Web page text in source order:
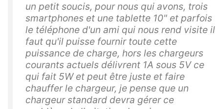
un petit soucis, pour nous qui avons, trois
smartphones et une tablette 10" et parfois
le téléphone d'un ami qui nous rend visite il
faut qu'il puisse fournir toute cette
puissance de charge, hors les chargeurs
courants actuels délivrent 1A sous 5V ce
qui fait 5W et peut être juste et faire
chauffer le chargeur, je pense que un
chargeur standard devra gérer ce